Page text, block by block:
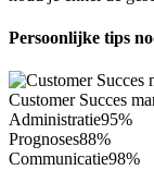
Persoonlijke tips
Customer Succes
Administratie95%
Prognoses88%
Communicatie98%